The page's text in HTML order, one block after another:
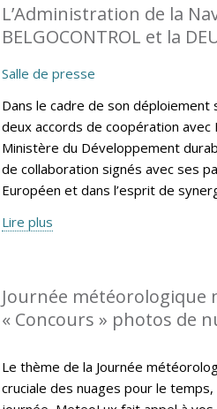
L’Administration de la
BELGOCONTROL et la
Salle de presse
Dans le cadre de son déploiement
deux accords de coopération
Ministère du Développement
de collaboration signés avec ses
Européen et dans l’esprit de
Lire plus
Journée météorologique
« Concours » photos de
Le thème de la Journée
cruciale des nuages pour le